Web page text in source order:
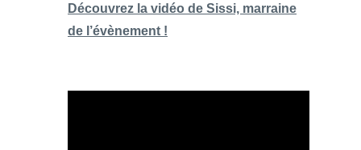
Découvrez la vidéo de Sissi, marraine
de l’évènement !